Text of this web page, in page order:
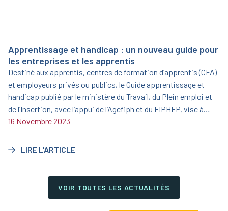
Apprentissage et handicap : un nouveau guide pour
les entreprises et les apprentis
Destiné aux apprentis, centres de formation d’apprentis (CFA)
et employeurs privés ou publics, le Guide apprentissage et
handicap publié par le ministère du Travail, du Plein emploi et
de l’Insertion, avec l’appui de l’Agefiph et du FIPHFP, vise à
informer et sensibiliser sur l’opportunité que représente
16 Novembre 2023
LIRE L'ARTICLE
VOIR TOUTES LES ACTUALITÉS